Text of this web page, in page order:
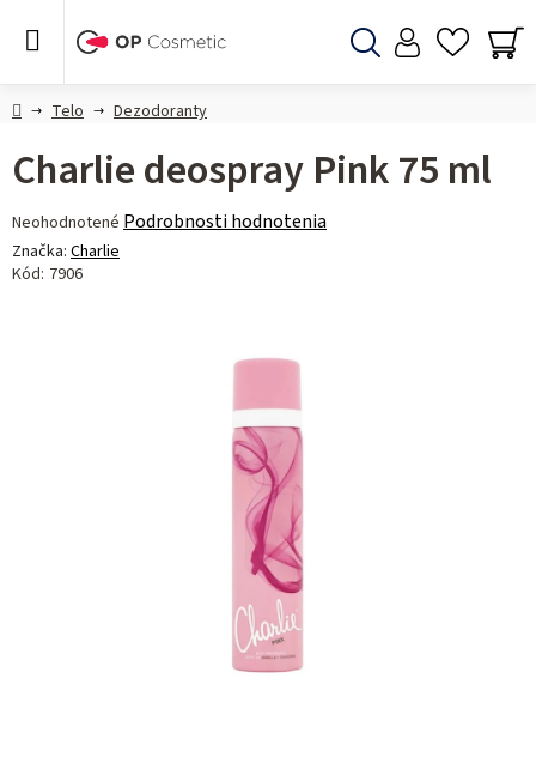
DomovTelo Dezodoranty
Charlie deospray Pink 75 ml
Priemerné
hodnotenie
produktu
Neohodnotené Podrobnosti hodnotenia
Značka: Charlie
Kód: 7906